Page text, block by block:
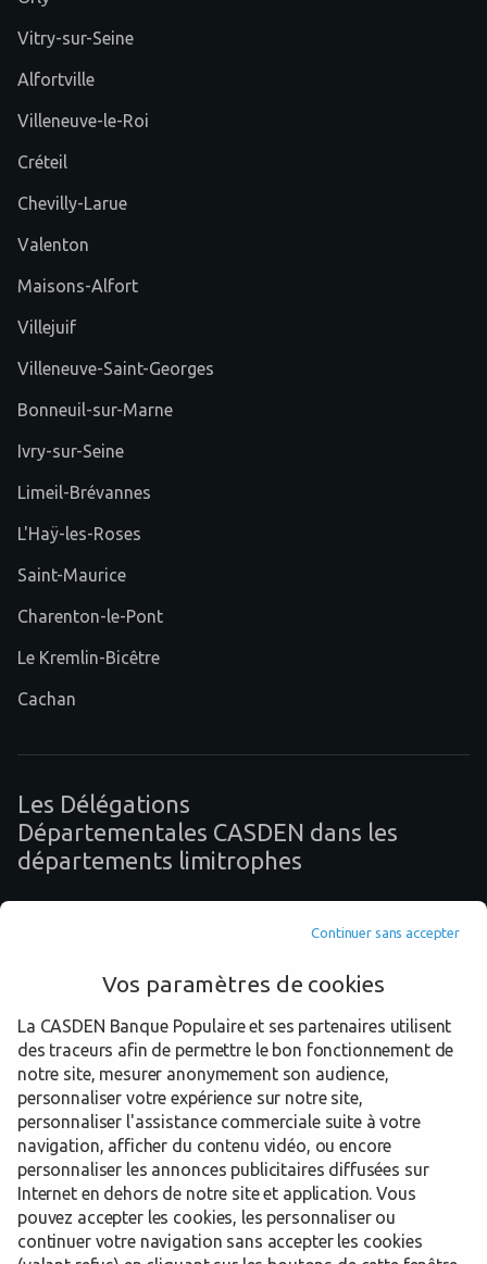
Vitry-sur-Seine
Alfortville
Villeneuve-le-Roi
Créteil
Chevilly-Larue
Valenton
Maisons-Alfort
Villejuif
Villeneuve-Saint-Georges
Bonneuil-sur-Marne
Ivry-sur-Seine
Limeil-Brévannes
L'Haÿ-les-Roses
Saint-Maurice
Charenton-le-Pont
Le Kremlin-Bicêtre
Cachan
Les Délégations
Départementales CASDEN dans les
départements limitrophes
92 Hauts-de-Seine
93 Seine-Saint-Denis
Trouver une Délégation Départementale CASDEN
Val-de-Marne
Choisy le Roi
Continuer sans accepter
Vos paramètres de cookies
La CASDEN Banque Populaire et ses partenaires utilisent
des traceurs afin de permettre le bon fonctionnement de
notre site, mesurer anonymement son audience,
personnaliser votre expérience sur notre site,
personnaliser l'assistance commerciale suite à votre
navigation, afficher du contenu vidéo, ou encore
personnaliser les annonces publicitaires diffusées sur
Internet en dehors de notre site et application. Vous
pouvez accepter les cookies, les personnaliser ou
continuer votre navigation sans accepter les cookies